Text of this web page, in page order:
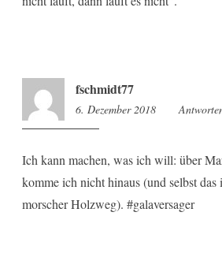
fschmidt77
6. Dezember 2018 16:21
Ich kann machen, was ich will: über
komme ich nicht hinaus (und selbst
morscher Holzweg). #galaversager